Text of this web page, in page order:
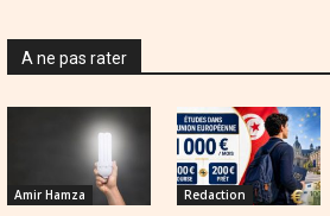
A ne pas rater
Amir Hamza Redaction